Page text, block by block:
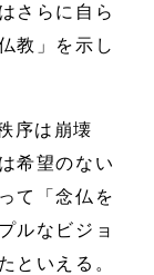
さらに自ら
教」を示し
序は崩壊
希望のない
て「念仏を
ルなビジョ
といえる。